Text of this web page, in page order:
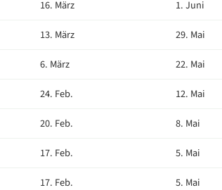
16. März 1. Juni
13. März 29. Mai
6. März 22. Mai
24. Feb. 12. Mai
20. Feb. 8. Mai
17. Feb. 5. Mai
17. Feb. 5. Mai